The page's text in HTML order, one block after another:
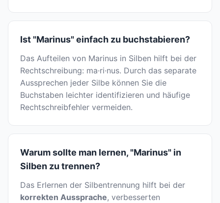
Ist "Marinus" einfach zu buchstabieren?
Das Aufteilen von Marinus in Silben hilft bei der
Rechtschreibung: ma·ri·nus. Durch das separate
Aussprechen jeder Silbe können Sie die
Buchstaben leichter identifizieren und häufige
Rechtschreibfehler vermeiden.
Warum sollte man lernen, "Marinus" in
Silben zu trennen?
Das Erlernen der Silbentrennung hilft bei der
korrekten Aussprache, verbesserten